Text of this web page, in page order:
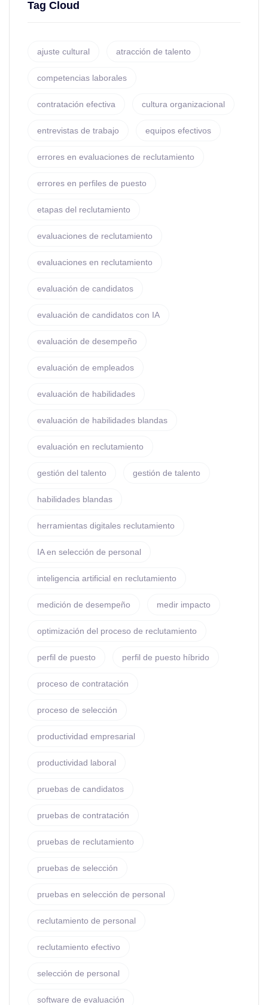
Tag Cloud
ajuste cultural atracción de talento
competencias laborales
contratación efectiva cultura organizacional
entrevistas de trabajo equipos efectivos
errores en evaluaciones de reclutamiento
errores en perfiles de puesto
etapas del reclutamiento
evaluaciones de reclutamiento
evaluaciones en reclutamiento
evaluación de candidatos
evaluación de candidatos con IA
evaluación de desempeño
evaluación de empleados
evaluación de habilidades
evaluación de habilidades blandas
evaluación en reclutamiento
gestión del talento gestión de talento
habilidades blandas
herramientas digitales reclutamiento
IA en selección de personal
inteligencia artificial en reclutamiento
medición de desempeño medir impacto
optimización del proceso de reclutamiento
perfil de puesto perfil de puesto híbrido
proceso de contratación
proceso de selección
productividad empresarial
productividad laboral
pruebas de candidatos
pruebas de contratación
pruebas de reclutamiento
pruebas de selección
pruebas en selección de personal
reclutamiento de personal
reclutamiento efectivo
selección de personal
software de evaluación